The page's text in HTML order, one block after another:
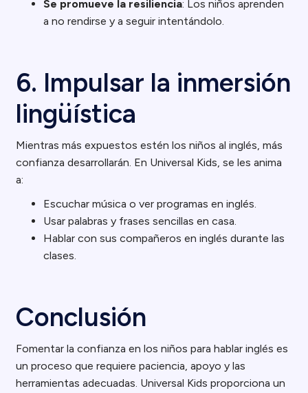
Se promueve la resiliencia: Los niños aprenden
a no rendirse y a seguir intentándolo.
6. Impulsar la inmersión
lingüística
Mientras más expuestos estén los niños al inglés, más
confianza desarrollarán. En Universal Kids, se les anima
a:
Escuchar música o ver programas en inglés.
Usar palabras y frases sencillas en casa.
Hablar con sus compañeros en inglés durante las
clases.
Conclusión
Fomentar la confianza en los niños para hablar inglés es
un proceso que requiere paciencia, apoyo y las
herramientas adecuadas. Universal Kids proporciona un